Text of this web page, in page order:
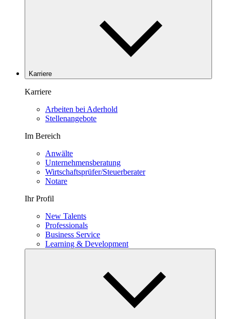
Karriere
Karriere
Arbeiten bei Aderhold
Stellenangebote
Im Bereich
Anwälte
Unternehmensberatung
Wirtschaftsprüfer/Steuerberater
Notare
Ihr Profil
New Talents
Professionals
Business Service
Learning & Development